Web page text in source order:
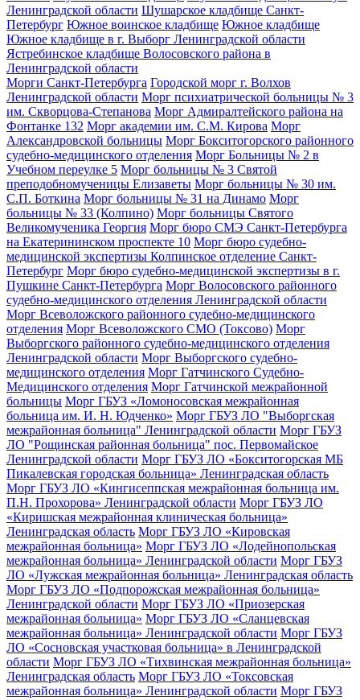
Ленинградской области Шушарское кладбище Санкт-
Петербург Южное воинское кладбище Южное кладбище
Южное кладбище в г. Выборг Ленинградской области
Ястребинское кладбище Волосовского района в
Ленинградской области
Морги Санкт-Петербурга Городской морг г. Волхов
Ленинградской области Морг психиатрической больницы № 3
им. Скворцова-Степанова Морг Адмиралтейского района на
Фонтанке 132 Морг академии им. С.М. Кирова Морг
Александровской больницы Морг Бокситогорского районного
судебно-медицинского отделения Морг Больницы № 2 в
Учебном переулке 5 Морг больницы № 3 Святой
преподобномученицы Елизаветы Морг больницы № 30 им.
С.П. Боткина Морг больницы № 31 на Динамо Морг
больницы № 33 (Колпино) Морг больницы Святого
Великомученика Георгия Морг бюро СМЭ Санкт-Петербурга
на Екатерининском проспекте 10 Морг бюро судебно-
медицинской экспертизы Колпинское отделение Санкт-
Петербург Морг бюро судебно-медицинской экспертизы в г.
Пушкине Санкт-Петербурга Морг Волосовского районного
судебно-медицинского отделения Ленинградской области
Морг Всеволожского районного судебно-медицинского
отделения Морг Всеволожского СМО (Токсово) Морг
Выборгского районного судебно-медицинского отделения
Ленинградской области Морг Выборгского судебно-
медицинского отделения Морг Гатчинского Судебно-
Медицинского отделения Морг Гатчинской межрайонной
больницы Морг ГБУЗ «Ломоносовская межрайонная
больница им. И. Н. Юдченко» Морг ГБУЗ ЛО "Выборгская
межрайонная больница" Ленинградской области Морг ГБУЗ
ЛО "Рощинская районная больница" пос. Первомайское
Ленинградской области Морг ГБУЗ ЛО «Бокситогорская МБ
Пикалевская городская больница» Ленинградская область
Морг ГБУЗ ЛО «Кингисеппская межрайонная больница им.
П.Н. Прохорова» Ленинградской области Морг ГБУЗ ЛО
«Киришская межрайонная клиническая больница»
Ленинградская область Морг ГБУЗ ЛО «Кировская
межрайонная больница» Морг ГБУЗ ЛО «Лодейнопольская
межрайонная больница» Ленинградской области Морг ГБУЗ
ЛО «Лужская межрайонная больница» Ленинградская область
Морг ГБУЗ ЛО «Подпорожская межрайонная больница»
Ленинградской области Морг ГБУЗ ЛО «Приозерская
межрайонная больница» Морг ГБУЗ ЛО «Сланцевская
межрайонная больница» Ленинградской области Морг ГБУЗ
ЛО «Сосновская участковая больница» в Ленинградской
области Морг ГБУЗ ЛО «Тихвинская межрайонная больница»
Ленинградская область Морг ГБУЗ ЛО «Токсовская
межрайонная больница» Ленинградской области Морг ГБУЗ